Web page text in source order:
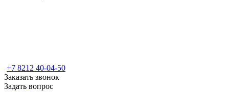
+7 8212 40-04-50
Заказать звонок
Задать вопрос